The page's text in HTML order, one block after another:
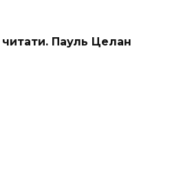
читати. Пауль Целан